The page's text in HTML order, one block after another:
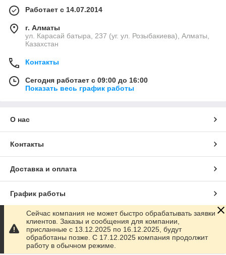
Работает с 14.07.2014
г. Алматы
ул. Карасай батыра, 237 (уг. ул. Розыбакиева), Алматы,
Казахстан
Контакты
Сегодня работает с 09:00 до 16:00
Показать весь график работы
О нас
Контакты
Доставка и оплата
График работы
Полная версия сайта
Сайт создан на маркетплейсе
Сейчас компания не может быстро обрабатывать заявки
клиентов. Заказы и сообщения для компании,
присланные с 13.12.2025 по 16.12.2025, будут
обработаны позже. С 17.12.2025 компания продолжит
работу в обычном режиме.